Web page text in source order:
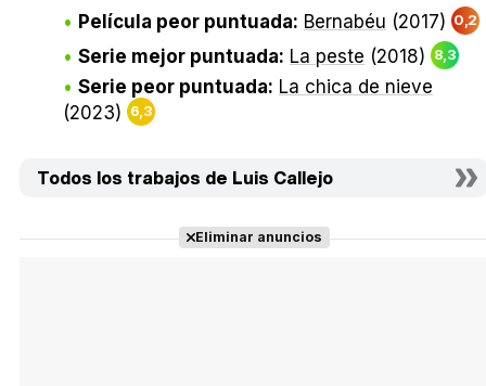
Película peor puntuada: Bernabéu (2017) 0,2
Serie mejor puntuada: La peste (2018) 8,3
Serie peor puntuada: La chica de nieve
(2023)
6,3
Todos los trabajos de Luis Callejo
Eliminar anuncios